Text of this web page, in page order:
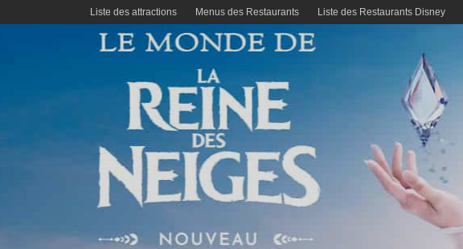
Liste des attractions Menus des Restaurants Liste des Restaurants Disney